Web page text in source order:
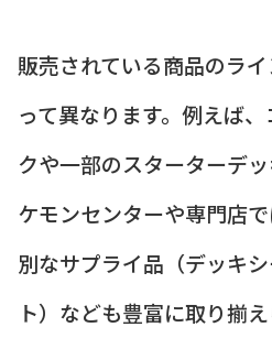
販売されている商品のラ
って異なります。例えば
クや一部のスターターデ
ケモンセンターや専門店
別なサプライ品（デッキ
ト）なども豊富に取り揃え